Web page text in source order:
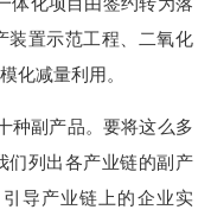
装置示范工程、二氧化
化减量利用。
副产品。要将这么多
们列出各产业链的副产
导产业链上的企业实